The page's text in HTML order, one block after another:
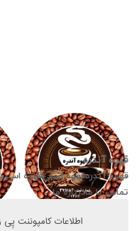
قهوه آندره
قهوه آندرهقهوه ارمنیقهوه
تماس با مادرباره ما
اطلاعات کامپوننت